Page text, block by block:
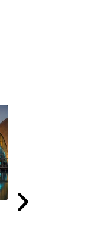
Colégio do Patriarca